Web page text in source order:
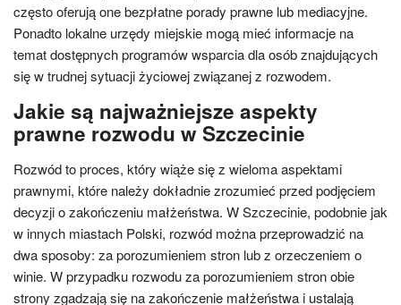
często oferują one bezpłatne porady prawne lub mediacyjne.
Ponadto lokalne urzędy miejskie mogą mieć informacje na
temat dostępnych programów wsparcia dla osób znajdujących
się w trudnej sytuacji życiowej związanej z rozwodem.
Jakie są najważniejsze aspekty
prawne rozwodu w Szczecinie
Rozwód to proces, który wiąże się z wieloma aspektami
prawnymi, które należy dokładnie zrozumieć przed podjęciem
decyzji o zakończeniu małżeństwa. W Szczecinie, podobnie jak
w innych miastach Polski, rozwód można przeprowadzić na
dwa sposoby: za porozumieniem stron lub z orzeczeniem o
winie. W przypadku rozwodu za porozumieniem stron obie
strony zgadzają się na zakończenie małżeństwa i ustalają